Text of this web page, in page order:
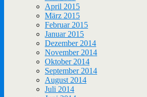
April 2015
März 2015
Februar 2015
Januar 2015
Dezember 2014
November 2014
Oktober 2014
September 2014
August 2014
Juli 2014